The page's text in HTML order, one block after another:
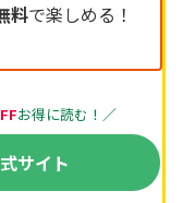
料で楽しめる！
お得に読む！ ／
サイト